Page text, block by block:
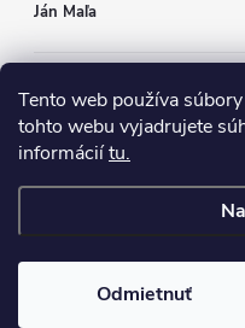
Tento web používa
tohto webu vyjadrujete
informáciítu.
Odmietnuť
Ján Maľa
Môžem len povedať